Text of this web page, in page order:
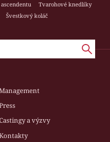
Tvarohové knedlíky
Švestkový koláč
a výzvy